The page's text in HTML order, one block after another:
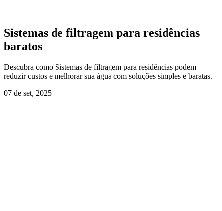
Sistemas de filtragem para residências
baratos
Descubra como Sistemas de filtragem para residências podem
reduzir custos e melhorar sua água com soluções simples e baratas.
07 de set, 2025